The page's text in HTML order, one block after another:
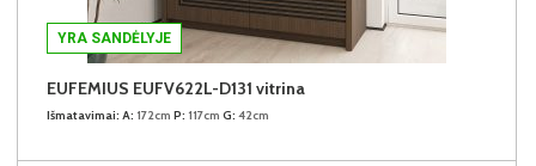
YRA SANDĖLYJE
EUFEMIUS EUFV622L-D131 vitrina
Išmatavimai: A: 172cm P: 117cm G: 42cm